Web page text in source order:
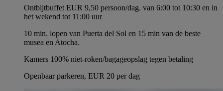
Ontbijtbuffet EUR 9,50 persoon/dag. van 6:00 tot 10:30 en in
het wekend tot 11:00 uur
10 min. lopen van Puerta del Sol en 15 min van de beste
musea en Atocha.
Kamers 100% niet-roken/bagageopslag tegen betaling
Openbaar parkeren, EUR 20 per dag